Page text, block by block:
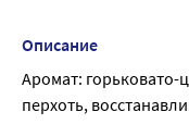
внутреннюю
Применение
одышка, насморк,
Описание
Аромат: горьковато-
перхоть,